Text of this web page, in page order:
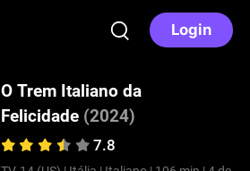
Login
O Trem Italiano da
Felicidade (2024)
7.8